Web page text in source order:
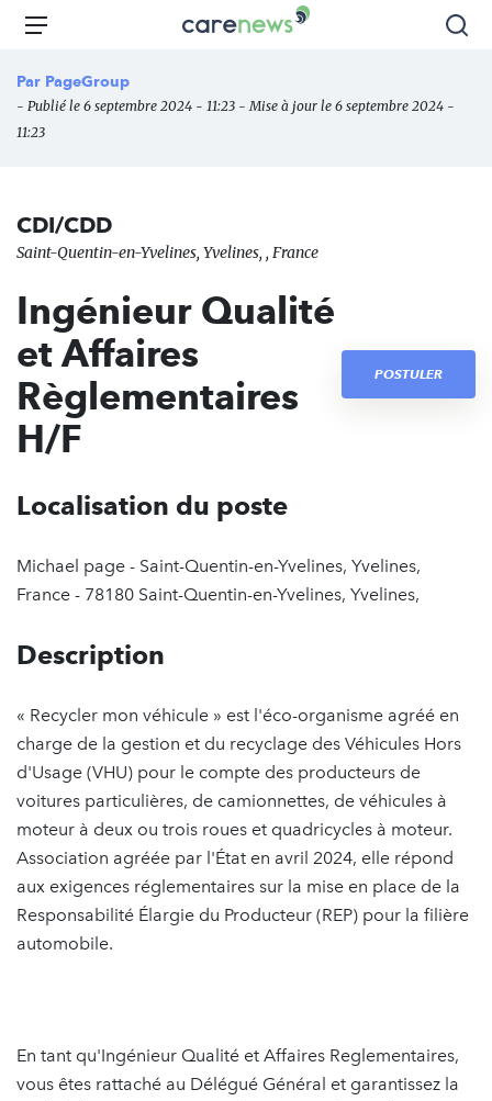
Aller
principal
Carenews,
des
Menu
Par PageGroup
- Publié le 6 septembre 2024 - 11:23 - Mise à jour le 6 septembre 2024 -
11:23
CDI/CDD
Saint-Quentin-en-Yvelines, Yvelines, , France
Ingénieur Qualité
et Affaires
Règlementaires
H/F
POSTULER
Localisation du poste
Michael page - Saint-Quentin-en-Yvelines, Yvelines,
France - 78180 Saint-Quentin-en-Yvelines, Yvelines,
Description
« Recycler mon véhicule » est l'éco-organisme agréé en
charge de la gestion et du recyclage des Véhicules Hors
d'Usage (VHU) pour le compte des producteurs de
voitures particulières, de camionnettes, de véhicules à
moteur à deux ou trois roues et quadricycles à moteur.
Association agréée par l'État en avril 2024, elle répond
aux exigences réglementaires sur la mise en place de la
Responsabilité Élargie du Producteur (REP) pour la filière
automobile.
En tant qu'Ingénieur Qualité et Affaires Reglementaires,
vous êtes rattaché au Délégué Général et garantissez la